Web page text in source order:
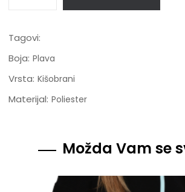
Tagovi:
Boja: Plava
Vrsta: Kišobrani
Materijal: Poliester
Možda Vam se